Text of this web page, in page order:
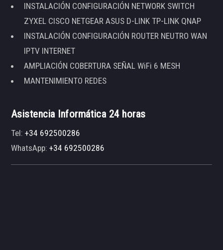
INSTALACIÓN CONFIGURACIÓN NETWORK SWITCH
ZYXEL CISCO NETGEAR ASUS D-LINK TP-LINK QNAP
INSTALACIÓN CONFIGURACIÓN ROUTER NEUTRO WAN
IPTV INTERNET
AMPLIACIÓN COBERTURA SEÑAL WiFi 6 MESH
MANTENIMIENTO REDES
Asistencia Informática 24 horas
Tel:+34 692500286
WhatsApp:+34 692500286